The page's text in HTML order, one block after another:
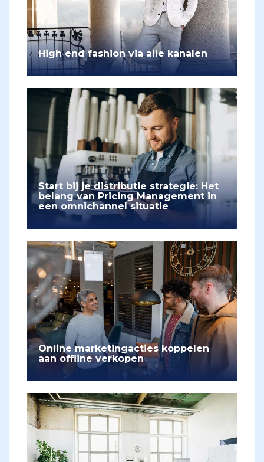
High end fashion via alle kanalen
Start bij je distributie strategie: Het
belang van Pricing Management in
een omnichannel situatie
Online marketingacties koppelen
aan offline verkopen